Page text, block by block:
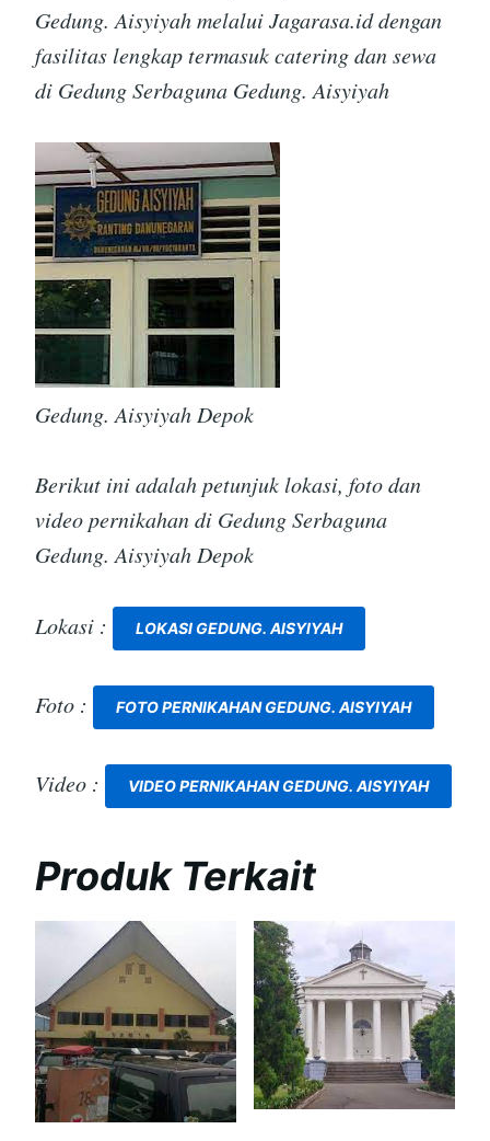
Gedung. Aisyiyah melalui Jagarasa.id dengan
fasilitas lengkap termasuk catering dan sewa
di Gedung Serbaguna Gedung. Aisyiyah
Gedung. Aisyiyah Depok
Berikut ini adalah petunjuk lokasi, foto dan
video pernikahan di Gedung Serbaguna
Gedung. Aisyiyah Depok
Lokasi : LOKASI GEDUNG. AISYIYAH
Foto : FOTO PERNIKAHAN GEDUNG. AISYIYAH
Video : VIDEO PERNIKAHAN GEDUNG. AISYIYAH
Produk Terkait